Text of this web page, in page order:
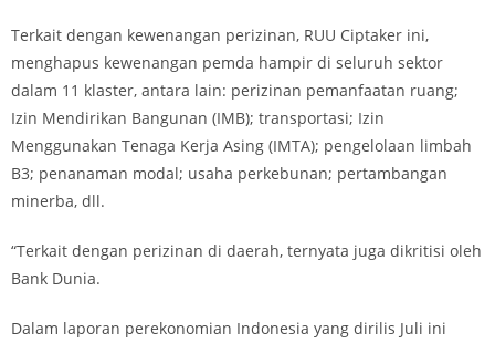
Terkait dengan kewenangan perizinan, RUU Ciptaker ini,
menghapus kewenangan pemda hampir di seluruh sektor
dalam 11 klaster, antara lain: perizinan pemanfaatan ruang;
Izin Mendirikan Bangunan (IMB); transportasi; Izin
Menggunakan Tenaga Kerja Asing (IMTA); pengelolaan limbah
B3; penanaman modal; usaha perkebunan; pertambangan
minerba, dll.
“Terkait dengan perizinan di daerah, ternyata juga dikritisi oleh
Bank Dunia.
Dalam laporan perekonomian Indonesia yang dirilis Juli ini